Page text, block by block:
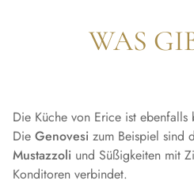
WAS
Die Küche von Erice ist
Die Genovesi zum Beispiel sind
Mustazzoli und Süßigkeiten mit
Konditoren verbindet.